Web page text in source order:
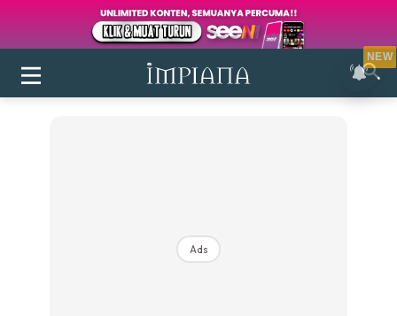
Login|Register
Ads
NEW